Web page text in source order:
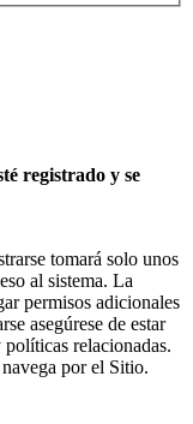
registrado y se
tomará solo unos
al sistema. La
permisos adicionales
asegúrese de estar
relacionadas.
por el Sitio.